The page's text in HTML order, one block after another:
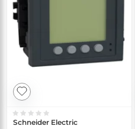
Schneider Electric